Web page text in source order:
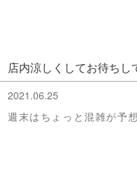
店内涼しくしてお待ちし
2021.06.25
週末はちょっと混雑が予